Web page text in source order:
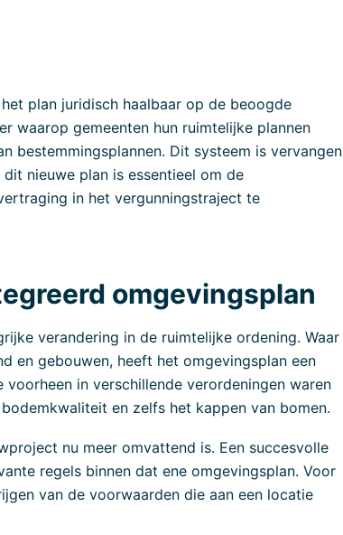
plan juridisch haalbaar op de beoogde
waarop gemeenten hun ruimtelijke plannen
bestemmingsplannen. Dit systeem is vervangen
nieuwe plan is essentieel om de
in het vergunningstraject te
omgevingsplan
verandering in de ruimtelijke ordening. Waar
en gebouwen, heeft het omgevingsplan een
in verschillende verordeningen waren
en zelfs het kappen van bomen.
nu meer omvattend is. Een succesvolle
regels binnen dat ene omgevingsplan. Voor
van de voorwaarden die aan een locatie